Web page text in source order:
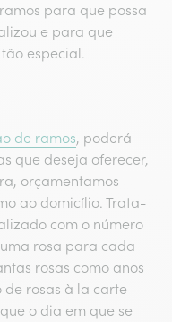
para que possa
e para que
especial.
de ramos, poderá
que deseja oferecer,
orçamentamos
ao domicílio. Trata-
com o número
rosa para cada
rosas como anos
de rosas à la carte
o dia em que se